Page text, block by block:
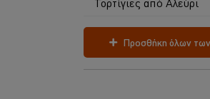
Προσθήκη όλων